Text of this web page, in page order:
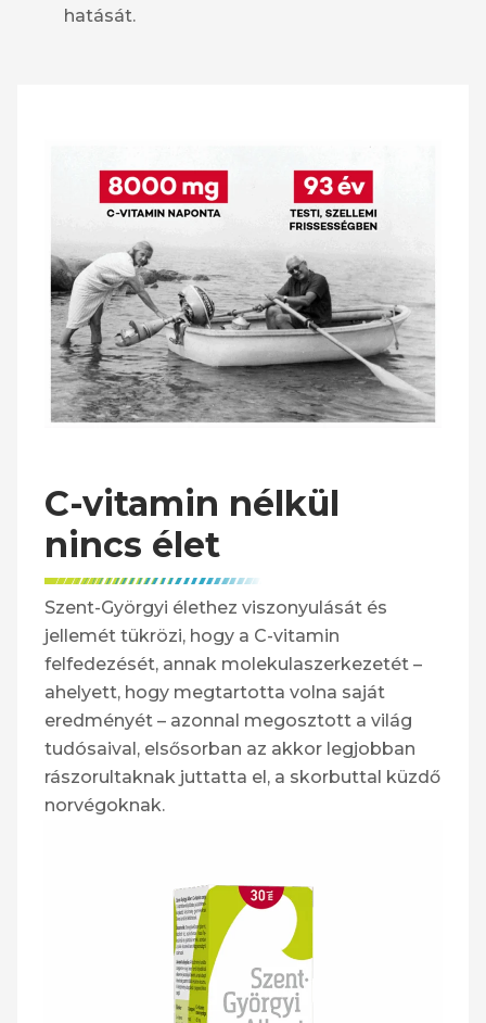
hatását.
C-vitamin nélkül
nincs élet
Szent-Györgyi élethez viszonyulását és
jellemét tükrözi, hogy a C-vitamin
felfedezését, annak molekulaszerkezetét –
ahelyett, hogy megtartotta volna saját
eredményét – azonnal megosztott a világ
tudósaival, elsősorban az akkor legjobban
rászorultaknak juttatta el, a skorbuttal küzdő
norvégoknak.